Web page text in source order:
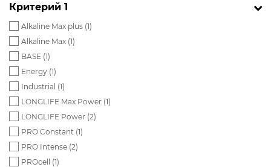
Критерий 1
Alkaline Max plus (1)
Alkaline Max (1)
BASE (1)
Energy (1)
Industrial (1)
LONGLIFE Max Power (1)
LONGLIFE Power (2)
PRO Constant (1)
PRO Intense (2)
PROcell (1)